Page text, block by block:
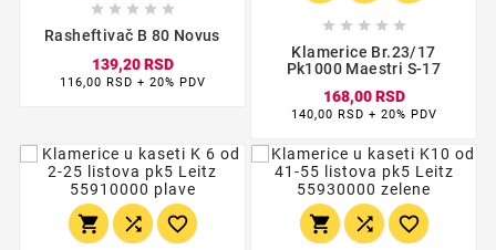
    
Rasheftivač B 80 Novus
139,20 RSD
116,00 RSD + 20% PDV
    
Klamerice Br.23/17
Pk1000 Maestri S-17
168,00 RSD
140,00 RSD + 20% PDV
     